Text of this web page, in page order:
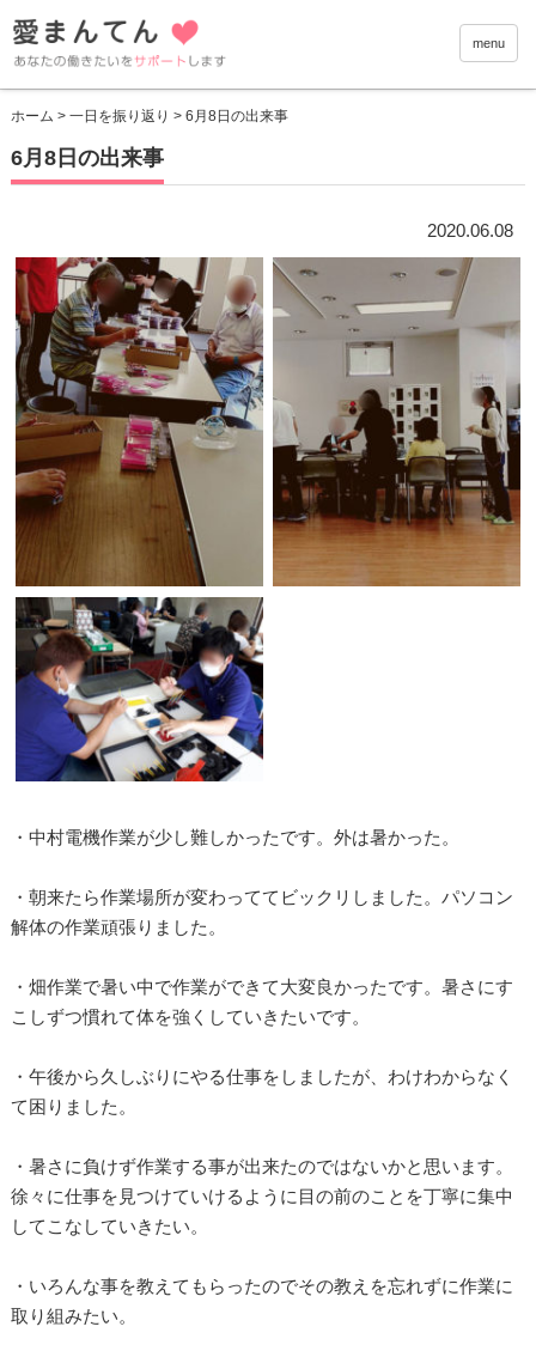
愛まん
menu
ホーム > 一日を振り返り > 6月8日の出来事
6月8日の出来事
2020.06.08
・中村電機作業が少し難しかったです。外は暑かった。
・朝来たら作業場所が変わっててビックリしました。パソコン
解体の作業頑張りました。
・畑作業で暑い中で作業ができて大変良かったです。暑さにす
こしずつ慣れて体を強くしていきたいです。
・午後から久しぶりにやる仕事をしましたが、わけわからなく
て困りました。
・暑さに負けず作業する事が出来たのではないかと思います。
徐々に仕事を見つけていけるように目の前のことを丁寧に集中
してこなしていきたい。
・いろんな事を教えてもらったのでその教えを忘れずに作業に
取り組みたい。